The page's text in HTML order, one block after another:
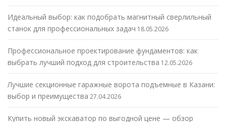
Идеальный выбор: как подобрать магнитный сверлильный
станок для профессиональных задач 18.05.2026
Профессиональное проектирование фундаментов: как
выбрать лучший подход для строительства 12.05.2026
Лучшие секционные гаражные ворота подъемные в Казани:
выбор и преимущества 27.04.2026
Купить новый экскаватор по выгодной цене — обзор